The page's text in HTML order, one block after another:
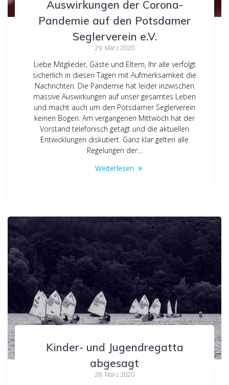
Auswirkungen der Corona-
Pandemie auf den Potsdamer
Seglerverein e.V.
29. März 2020
Liebe Mitglieder, Gäste und Eltern, Ihr alle verfolgt
sicherlich in diesen Tagen mit Aufmerksamkeit die
Nachrichten. Die Pandemie hat leider inzwischen
massive Auswirkungen auf unser gesamtes Leben
und macht auch um den Potsdamer Seglerverein
keinen Bogen. Am vergangenen Mittwoch hat der
Vorstand telefonisch getagt und die aktuellen
Entwicklungen diskutiert. Ganz klar gelten alle
Regelungen der…
Weiterlesen
Kinder- und Jugendregatta
abgesagt
28. März 2020